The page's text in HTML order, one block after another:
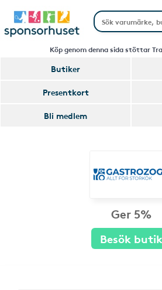
Köp genom denna sida stöttar
Butiker
Presentkort
Bli medlem
Ger 5%
Besök butik